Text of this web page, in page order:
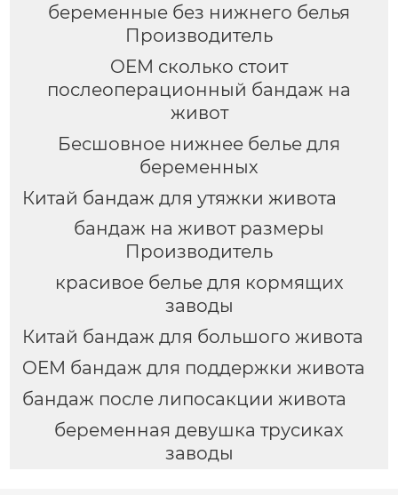
кости
беременные без нижнего белья
Производитель
OEM сколько стоит
послеоперационный бандаж на
живот
Бесшовное нижнее белье для
беременных
Китай бандаж для утяжки живота
бандаж на живот размеры
Производитель
красивое белье для кормящих
заводы
Китай бандаж для большого живота
OEM бандаж для поддержки живота
бандаж после липосакции живота
беременная девушка трусиках
заводы